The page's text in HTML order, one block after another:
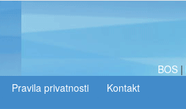
BOS |